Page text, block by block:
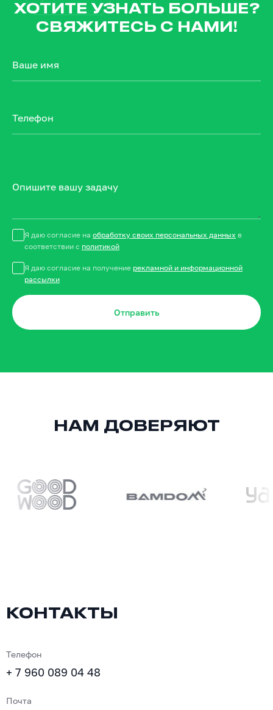
ХОТИТЕ УЗНАТЬ БОЛЬШЕ?
СВЯЖИТЕСЬ С НАМИ!
Ваше имя
Телефон
Опишите вашу задачу
Я даю согласие на обработку своих персональных данных в
соответствии с политикой
Я даю согласие на получение рекламной и информационной
рассылки
Отправить
НАМ ДОВЕРЯЮТ
КОНТАКТЫ
Телефон
+ 7 960 089 04 48
Почта